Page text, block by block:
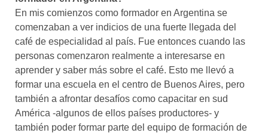
En mis comienzos como formador en Argentina se
comenzaban a ver indicios de una fuerte llegada del
café de especialidad al país. Fue entonces cuando las
personas comenzaron realmente a interesarse en
aprender y saber más sobre el café. Esto me llevó a
formar una escuela en el centro de Buenos Aires, pero
también a afrontar desafíos como capacitar en sud
América -algunos de ellos países productores- y
también poder formar parte del equipo de formación de